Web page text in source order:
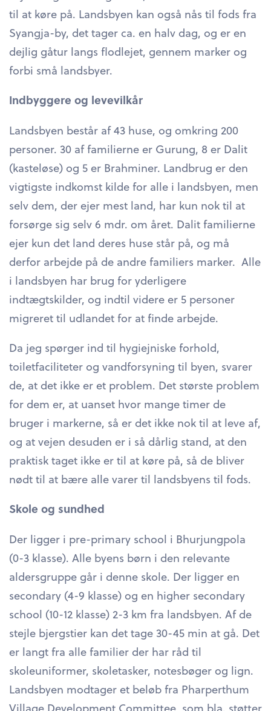
til at køre på. Landsbyen kan også nås til fods fra
Syangja-by, det tager ca. en halv dag, og er en
dejlig gåtur langs flodlejet, gennem marker og
forbi små landsbyer.
Indbyggere og levevilkår
Landsbyen består af 43 huse, og omkring 200
personer. 30 af familierne er Gurung, 8 er Dalit
(kasteløse) og 5 er Brahminer. Landbrug er den
vigtigste indkomst kilde for alle i landsbyen, men
selv dem, der ejer mest land, har kun nok til at
forsørge sig selv 6 mdr. om året. Dalit familierne
ejer kun det land deres huse står på, og må
derfor arbejde på de andre familiers marker. Alle
i landsbyen har brug for yderligere
indtægtskilder, og indtil videre er 5 personer
migreret til udlandet for at finde arbejde.
Da jeg spørger ind til hygiejniske forhold,
toiletfaciliteter og vandforsyning til byen, svarer
de, at det ikke er et problem. Det største problem
for dem er, at uanset hvor mange timer de
bruger i markerne, så er det ikke nok til at leve af,
og at vejen desuden er i så dårlig stand, at den
praktisk taget ikke er til at køre på, så de bliver
nødt til at bære alle varer til landsbyens til fods.
Skole og sundhed
Der ligger i pre-primary school i Bhurjungpola
(0-3 klasse). Alle byens børn i den relevante
aldersgruppe går i denne skole. Der ligger en
secondary (4-9 klasse) og en higher secondary
school (10-12 klasse) 2-3 km fra landsbyen. Af de
stejle bjergstier kan det tage 30-45 min at gå. Det
er langt fra alle familier der har råd til
skoleuniformer, skoletasker, notesbøger og lign.
Landsbyen modtager et beløb fra Pharperthum
Village Development Committee, som bla. støtter